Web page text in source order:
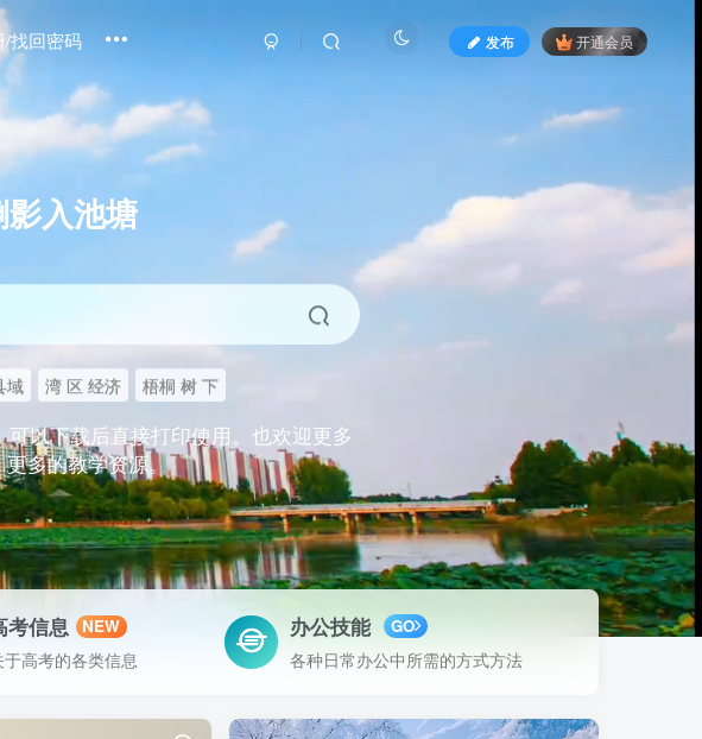
/找回密码 发布 开通会员
入池塘
域 湾 区 经济 梧桐 树 下
以下载后直接打印使用。也欢迎更多
多的教学资源。
考信息 NEW
于高考的各类信息
办公技能 GO
各种日常办公中所需的方式方法